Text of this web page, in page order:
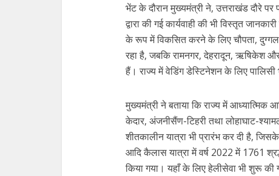
भेंट के दौरान मुख्यमंत्री ने, उत्तराखंड दौरे पर
द्वारा की गई कार्यवाही की भी विस्तृत
के रूप में विकसित करने के लिए चौपता,
रहा है, जबकि रामनगर, देहरादून, ऋषिकेश
हैं। राज्य में वेडिंग डेस्टिनेशन के लिए पालिसी
मुख्यमंत्री ने बताया कि राज्य में
केदार, अंजनीसैंण-टिहरी तथा लोहाघाट-
शीतकालीन यात्रा भी प्रारंभ कर दी है,
आदि कैलास यात्रा में वर्ष 2022 में 1761
किया गया। यहाँ के लिए हेलीसेवा भी शुरू की